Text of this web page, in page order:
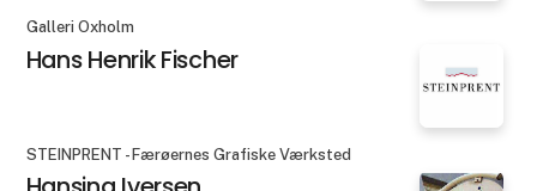
Galleri Oxholm
Hans Henrik Fischer
STEINPRENT - Færøernes Grafiske Værksted